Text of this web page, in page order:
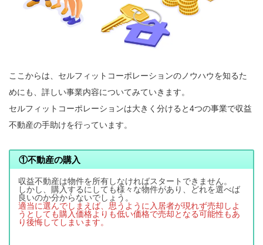
ここからは、セルフィットコーポレーションのノウハウを知るた
めにも、詳しい事業内容についてみていきます。
セルフィットコーポレーションは大きく分けると4つの事業で収益
不動産の手助けを行っています。
①不動産の購入
収益不動産は物件を所有しなければスタートできません。
しかし、購入するにしても様々な物件があり、どれを選べば
良いのか分からないでしょう。
適当に選んでしまえば、思うように入居者が現れず売却しよ
うとしても購入価格よりも低い価格で売却となる可能性もあ
り後悔してしまいます。